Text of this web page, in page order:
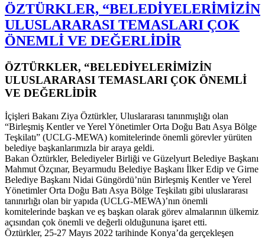
ÖZTÜRKLER, “BELEDİYELERİMİZİN
ULUSLARARASI TEMASLARI ÇOK
ÖNEMLİ VE DEĞERLİDİR
ÖZTÜRKLER, “BELEDİYELERİMİZİN
ULUSLARARASI TEMASLARI ÇOK ÖNEMLİ
VE DEĞERLİDİR
İçişleri Bakanı Ziya Öztürkler, Uluslararası tanınmışlığı olan
“Birleşmiş Kentler ve Yerel Yönetimler Orta Doğu Batı Asya Bölge
Teşkilatı” (UCLG-MEWA) komitelerinde önemli görevler yürüten
belediye başkanlarımızla bir araya geldi.
Bakan Öztürkler, Belediyeler Birliği ve Güzelyurt Belediye Başkanı
Mahmut Özçınar, Beyarmudu Belediye Başkanı İlker Edip ve Girne
Belediye Başkanı Nidai Güngördü’nün Birleşmiş Kentler ve Yerel
Yönetimler Orta Doğu Batı Asya Bölge Teşkilatı gibi uluslararası
tanınırlığı olan bir yapıda (UCLG-MEWA)’nın önemli
komitelerinde başkan ve eş başkan olarak görev almalarının ülkemiz
açısından çok önemli ve değerli olduğununa işaret etti.
Öztürkler, 25-27 Mayıs 2022 tarihinde Konya’da gerçekleşen